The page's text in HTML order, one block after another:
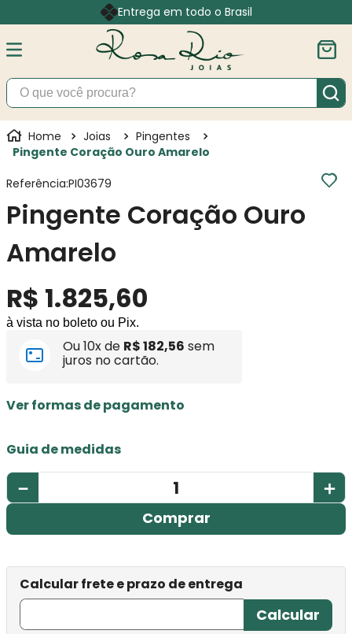
Entrega em todo o Brasil
O que você procura?
Joias
Pingentes
Pingente Coração Ouro Amarelo
Referência:PI03679
Pingente Coração Ouro
Amarelo
R$ 1.825,60
à vista no boleto ou Pix.
Ou10x de R$182,56 sem
juros no cartão.
Ver formas de pagamento
Guia de medidas
＋
－
Comprar